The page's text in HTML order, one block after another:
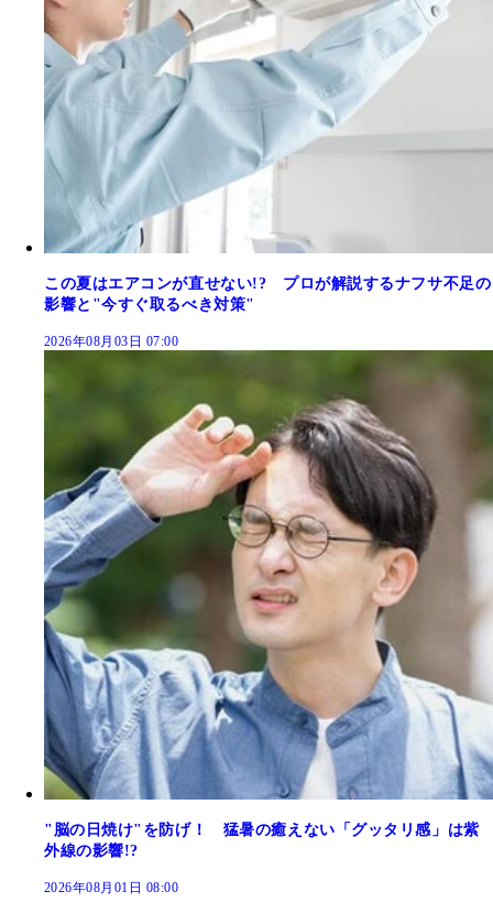
この夏はエアコンが直せない!? プロが解説するナフサ不足の
影響と"今すぐ取るべき対策"
2026年08月03日 07:00
"脳の日焼け"を防げ！ 猛暑の癒えない「グッタリ感」は紫
外線の影響!?
2026年08月01日 08:00